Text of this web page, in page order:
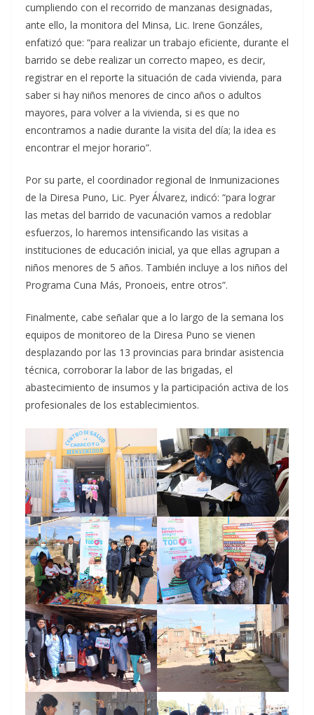
cumpliendo con el recorrido de manzanas designadas,
ante ello, la monitora del Minsa, Lic. Irene Gonzáles,
enfatizó que: “para realizar un trabajo eficiente, durante el
barrido se debe realizar un correcto mapeo, es decir,
registrar en el reporte la situación de cada vivienda, para
saber si hay niños menores de cinco años o adultos
mayores, para volver a la vivienda, si es que no
encontramos a nadie durante la visita del día; la idea es
encontrar el mejor horario”.
Por su parte, el coordinador regional de Inmunizaciones
de la Diresa Puno, Lic. Pyer Álvarez, indicó: “para lograr
las metas del barrido de vacunación vamos a redoblar
esfuerzos, lo haremos intensificando las visitas a
instituciones de educación inicial, ya que ellas agrupan a
niños menores de 5 años. También incluye a los niños del
Programa Cuna Más, Pronoeis, entre otros”.
Finalmente, cabe señalar que a lo largo de la semana los
equipos de monitoreo de la Diresa Puno se vienen
desplazando por las 13 provincias para brindar asistencia
técnica, corroborar la labor de las brigadas, el
abastecimiento de insumos y la participación activa de los
profesionales de los establecimientos.